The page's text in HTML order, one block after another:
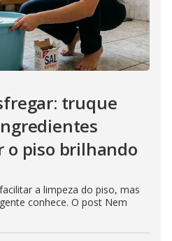
truque
o piso brilhando
a limpeza do piso, mas
conhece. O post Nem